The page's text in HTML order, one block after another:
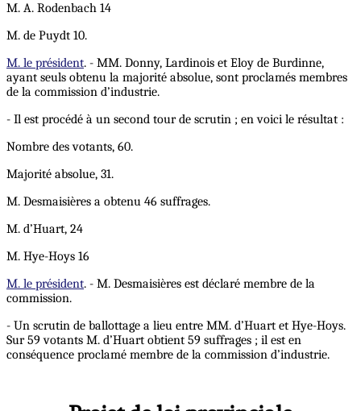
M. A. Rodenbach 14
M. de Puydt 10.
M. le président. - MM. Donny, Lardinois et Eloy de Burdinne,
ayant seuls obtenu la majorité absolue, sont proclamés membres
de la commission d’industrie.
- Il est procédé à un second tour de scrutin ; en voici le résultat :
Nombre des votants, 60.
Majorité absolue, 31.
M. Desmaisières a obtenu 46 suffrages.
M. d’Huart, 24
M. Hye-Hoys 16
M. le président. - M. Desmaisières est déclaré membre de la
commission.
- Un scrutin de ballottage a lieu entre MM. d’Huart et Hye-Hoys.
Sur 59 votants M. d’Huart obtient 59 suffrages ; il est en
conséquence proclamé membre de la commission d’industrie.